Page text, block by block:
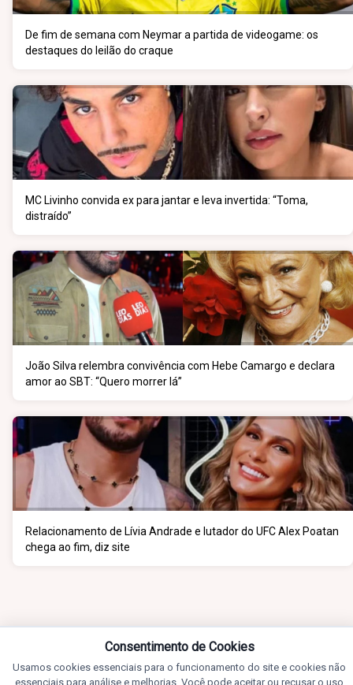
De fim de semana com Neymar a partida de videogame: os
destaques do leilão do craque
MC Livinho convida ex para jantar e leva invertida: “Toma,
distraído”
João Silva relembra convivência com Hebe Camargo e declara
amor ao SBT: “Quero morrer lá”
Relacionamento de Lívia Andrade e lutador do UFC Alex Poatan
chega ao fim, diz site
Consentimento de Cookies
Usamos cookies essenciais para o funcionamento do site e cookies não
essenciais para análise e melhorias. Você pode aceitar ou recusar o uso